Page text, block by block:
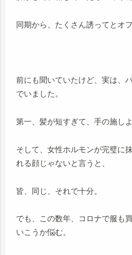
同期から、たくさん誘ってとオ
前にも聞いていたけど、実は、
でいました。
第一、髪が短すぎて、手の施しよ
そして、女性ホルモンが完璧に
れる顔じゃないと言うと、
皆、同じ、それで十分。
でも、この数年、コロナで服も
いこうか悩む。